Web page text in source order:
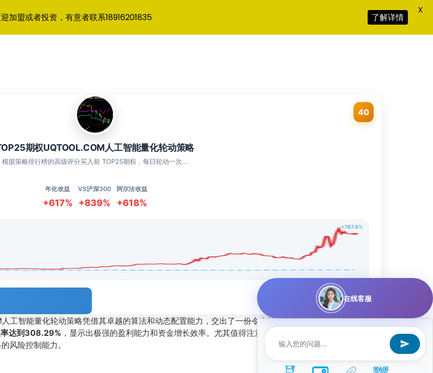
40
期权UQTOOL.COM人工智能量化轮动策略
根据策略排行榜的高级评分买入前 TOP25期权，每日轮动一次...
年化收益
+617%
VS沪深300
+839%
阿尔法收益
+618%
+767.6%
工智能量化轮动策略凭借其卓越的算法和动态配置能力，交出了一份令人惊叹的成绩单。该策略在排名中
达到308.29% ，显示出极强的盈利能力和资金增长效率。尤其值得注意的是，其
风险控制能力。
加盟或者投资，有意者联系18916201835 了解详情
X
在线客服